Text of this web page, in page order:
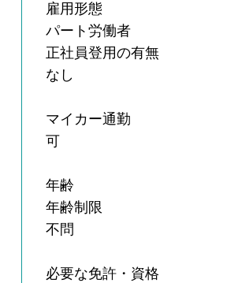
雇用形態
パート労働者
正社員登用の有無
なし
マイカー通勤
可
年齢
年齢制限
不問
必要な免許・資格